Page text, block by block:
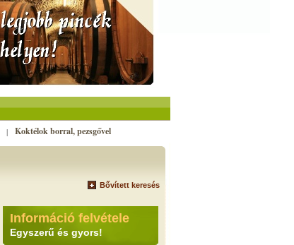
| Koktélok borral, pezsgővel
+
Bővített keresés
Információ felvétele
Egyszerű és gyors!